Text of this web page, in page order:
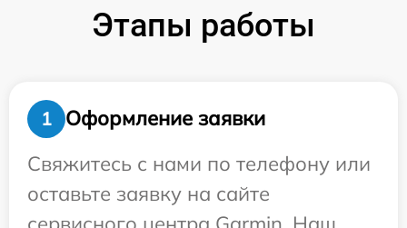
Этапы работы
1
Оформление заявки
Свяжитесь с нами по телефону или
оставьте заявку на сайте